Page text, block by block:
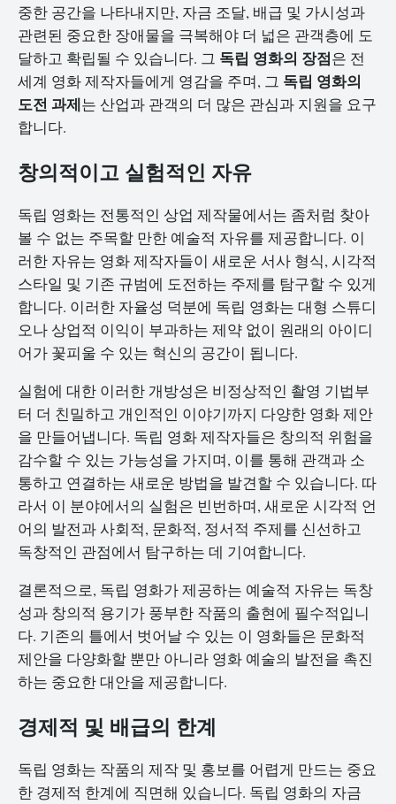
중한 공간을 나타내지만, 자금 조달, 배급 및 가시성과
관련된 중요한 장애물을 극복해야 더 넓은 관객층에 도
달하고 확립될 수 있습니다. 그 독립 영화의 장점은 전
세계 영화 제작자들에게 영감을 주며, 그 독립 영화의
도전 과제는 산업과 관객의 더 많은 관심과 지원을 요구
합니다.
창의적이고 실험적인 자유
독립 영화는 전통적인 상업 제작물에서는 좀처럼 찾아
볼 수 없는 주목할 만한 예술적 자유를 제공합니다. 이
러한 자유는 영화 제작자들이 새로운 서사 형식, 시각적
스타일 및 기존 규범에 도전하는 주제를 탐구할 수 있게
합니다. 이러한 자율성 덕분에 독립 영화는 대형 스튜디
오나 상업적 이익이 부과하는 제약 없이 원래의 아이디
어가 꽃피울 수 있는 혁신의 공간이 됩니다.
실험에 대한 이러한 개방성은 비정상적인 촬영 기법부
터 더 친밀하고 개인적인 이야기까지 다양한 영화 제안
을 만들어냅니다. 독립 영화 제작자들은 창의적 위험을
감수할 수 있는 가능성을 가지며, 이를 통해 관객과 소
통하고 연결하는 새로운 방법을 발견할 수 있습니다. 따
라서 이 분야에서의 실험은 빈번하며, 새로운 시각적 언
어의 발전과 사회적, 문화적, 정서적 주제를 신선하고
독창적인 관점에서 탐구하는 데 기여합니다.
결론적으로, 독립 영화가 제공하는 예술적 자유는 독창
성과 창의적 용기가 풍부한 작품의 출현에 필수적입니
다. 기존의 틀에서 벗어날 수 있는 이 영화들은 문화적
제안을 다양화할 뿐만 아니라 영화 예술의 발전을 촉진
하는 중요한 대안을 제공합니다.
경제적 및 배급의 한계
독립 영화는 작품의 제작 및 홍보를 어렵게 만드는 중요
한 경제적 한계에 직면해 있습니다. 독립 영화의 자금